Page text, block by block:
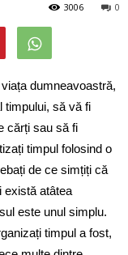
0
3006
dumneavoastră,
timpului, să vă fi
cărți sau să fi
timpul folosind o
de ce simțiți că
există atâtea
este unul simplu.
timpul a fost,